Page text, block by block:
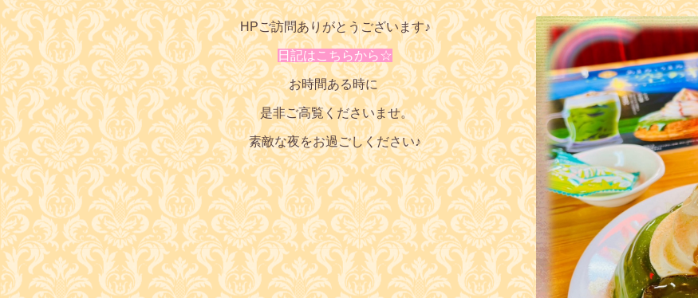
HPご訪問ありがとうございます♪
日記はこちらから☆
お時間ある時に
是非ご高覧くださいませ。
素敵な夜をお過ごしください♪